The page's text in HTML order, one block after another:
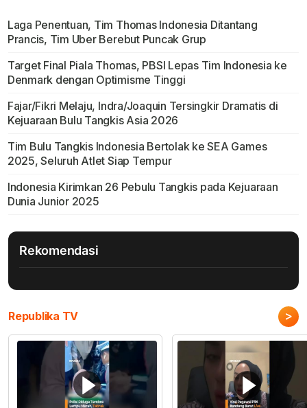
Laga Penentuan, Tim Thomas Indonesia Ditantang
Prancis, Tim Uber Berebut Puncak Grup
Target Final Piala Thomas, PBSI Lepas Tim Indonesia ke
Denmark dengan Optimisme Tinggi
Fajar/Fikri Melaju, Indra/Joaquin Tersingkir Dramatis di
Kejuaraan Bulu Tangkis Asia 2026
Tim Bulu Tangkis Indonesia Bertolak ke SEA Games
2025, Seluruh Atlet Siap Tempur
Indonesia Kirimkan 26 Pebulu Tangkis pada Kejuaraan
Dunia Junior 2025
Rekomendasi
Republika TV >